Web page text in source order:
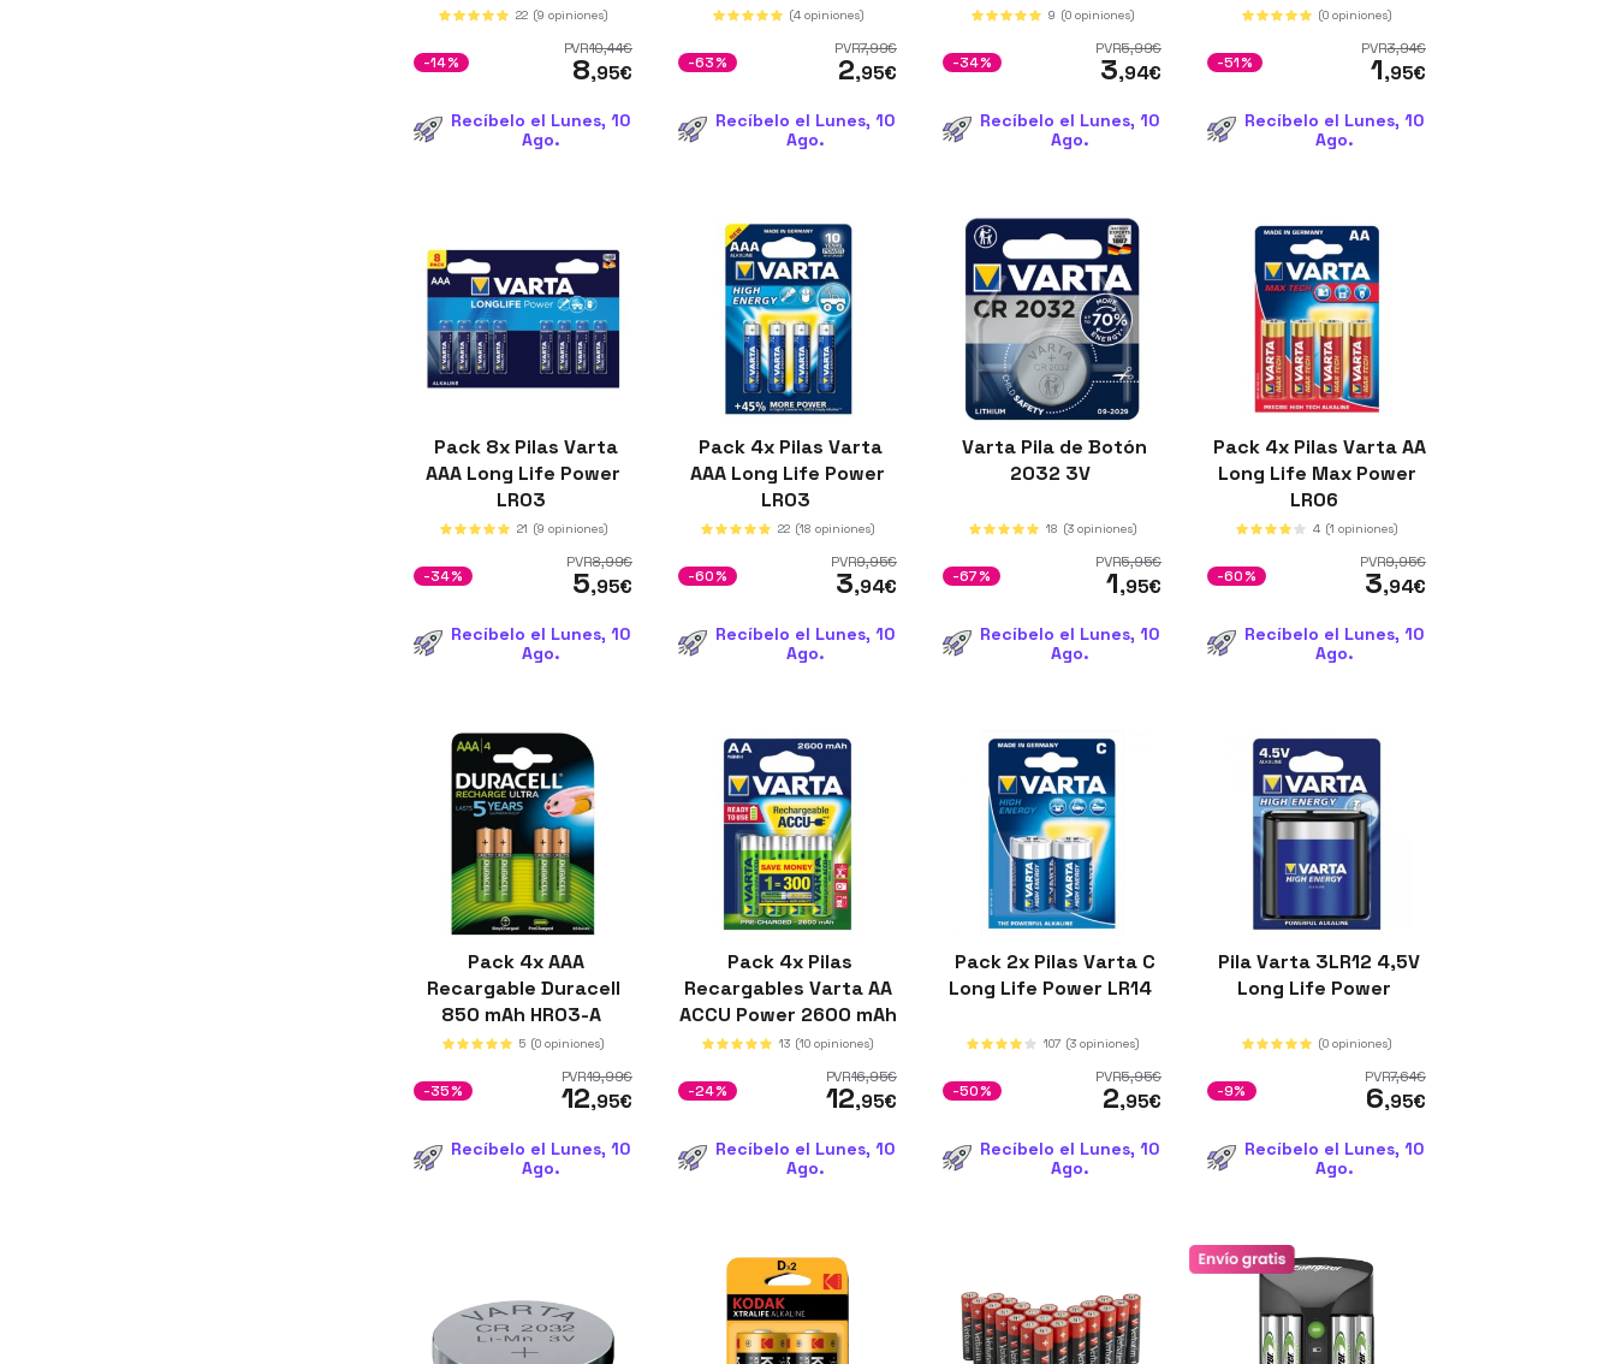
22 (9 opiniones)
PVR10,44€
8,95€
-14%
Recíbelo el Lunes, 10
Ago.
(4 opiniones)
PVR7,99€
2,95€
-63%
Recíbelo el Lunes, 10
Ago.
9 (0 opiniones)
PVR5,99€
3,94€
-34%
Recíbelo el Lunes, 10
Ago.
(0 opiniones)
PVR3,94€
1,95€
-51%
Recíbelo el Lunes, 10
Ago.
Pack 8x Pilas Varta
AAA Long Life Power
LR03
21 (9 opiniones)
PVR8,99€
5,95€
-34%
Recíbelo el Lunes, 10
Ago.
Pack 4x Pilas Varta
AAA Long Life Power
LR03
22 (18 opiniones)
PVR9,95€
3,94€
-60%
Recíbelo el Lunes, 10
Ago.
Varta Pila de Botón
2032 3V
18 (3 opiniones)
PVR5,95€
1,95€
-67%
Recíbelo el Lunes, 10
Ago.
Pack 4x Pilas Varta AA
Long Life Max Power
LR06
4 (1 opiniones)
PVR9,95€
3,94€
-60%
Recíbelo el Lunes, 10
Ago.
Pack 4x AAA
Recargable Duracell
850 mAh HR03-A
5 (0 opiniones)
PVR19,99€
12,95€
-35%
Recíbelo el Lunes, 10
Ago.
Pack 4x Pilas
Recargables Varta AA
ACCU Power 2600 mAh
NiMH
13 (10 opiniones)
PVR16,95€
12,95€
-24%
Recíbelo el Lunes, 10
Ago.
Pack 2x Pilas Varta C
Long Life Power LR14
107 (3 opiniones)
PVR5,95€
2,95€
-50%
Recíbelo el Lunes, 10
Ago.
Pila Varta 3LR12 4,5V
Long Life Power
(0 opiniones)
PVR7,64€
6,95€
-9%
Recíbelo el Lunes, 10
Ago.